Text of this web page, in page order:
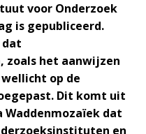
voor Onderzoek
is gepubliceerd.
dat
zoals het aanwijzen
op de
Dit komt uit
dat
en